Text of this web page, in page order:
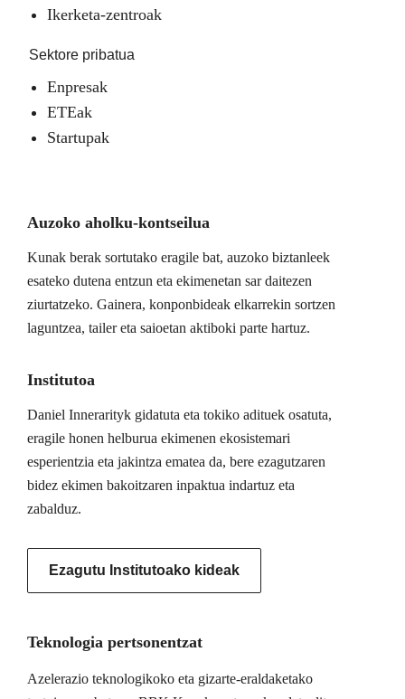
Ikerketa-zentroak
Sektore pribatua
Enpresak
ETEak
Startupak
Auzoko aholku-kontseilua
Kunak berak sortutako eragile bat, auzoko biztanleek
esateko dutena entzun eta ekimenetan sar daitezen
ziurtatzeko. Gainera, konponbideak elkarrekin sortzen
laguntzea, tailer eta saioetan aktiboki parte hartuz.
Institutoa
Daniel Innerarityk gidatuta eta tokiko adituek osatuta,
eragile honen helburua ekimenen ekosistemari
esperientzia eta jakintza ematea da, bere ezagutzaren
bidez ekimen bakoitzaren inpaktua indartuz eta
zabalduz.
Ezagutu Institutoako kideak
Teknologia pertsonentzat
Azelerazio teknologikoko eta gizarte-eraldaketako